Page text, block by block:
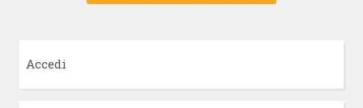
Accedi